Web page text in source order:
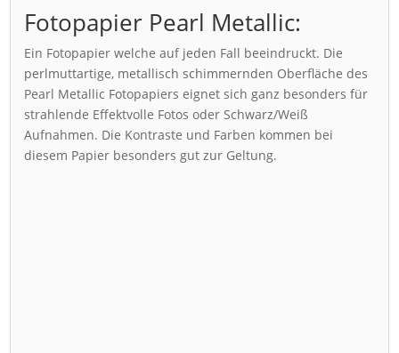
Fotopapier Pearl Metallic:
Ein Fotopapier welche auf jeden Fall beeindruckt. Die
perlmuttartige, metallisch schimmernden Oberfläche des
Pearl Metallic Fotopapiers eignet sich ganz besonders für
strahlende Effektvolle Fotos oder Schwarz/Weiß
Aufnahmen. Die Kontraste und Farben kommen bei
diesem Papier besonders gut zur Geltung.